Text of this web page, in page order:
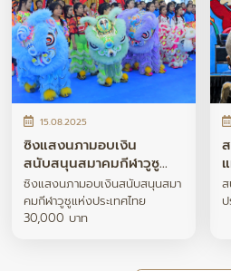
15.08.2025
ซิงแสงนภามอบเงิน
สนับสนุนสมาคมกีฬาวูซู
แห่งประเทศไทย 30,000
บาท
ซิงแสงนภามอบเงินสนับสนุนสมา
คมกีฬาวูซูแห่งประเทศไทย
30,000 บาท